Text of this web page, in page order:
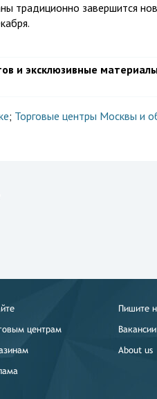
традиционно завершится
и эксклюзивные
; Торговые центры Москвы и
центрам
Пишите
Вакансии
About us